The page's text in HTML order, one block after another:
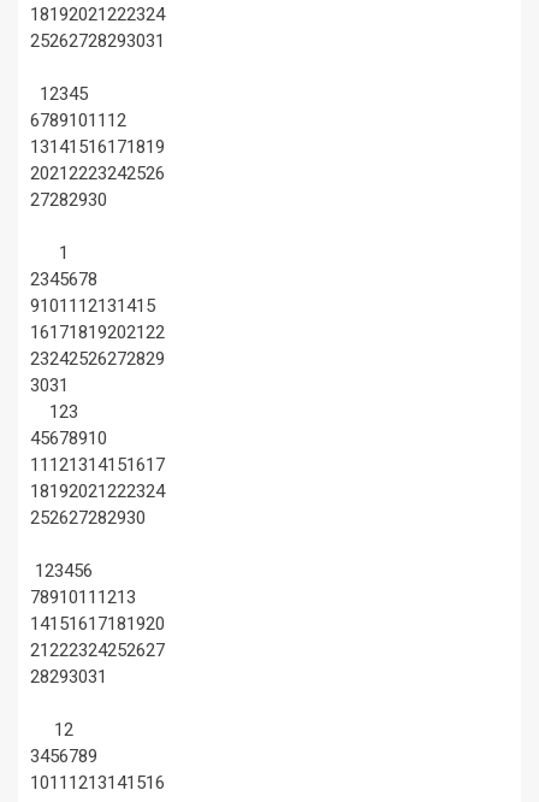
18192021222324
25262728293031
12345
67891011 12
13141516171819
20212223242526
27282930
1
2345678
91011 12131415
16171819202122
23242526272829
3031
123
45678910
11 121314151617
18192021222324
252627282930
123456
7891011 1213
14151617181920
21222324252627
28293031
12
3456789
1011 1213141516